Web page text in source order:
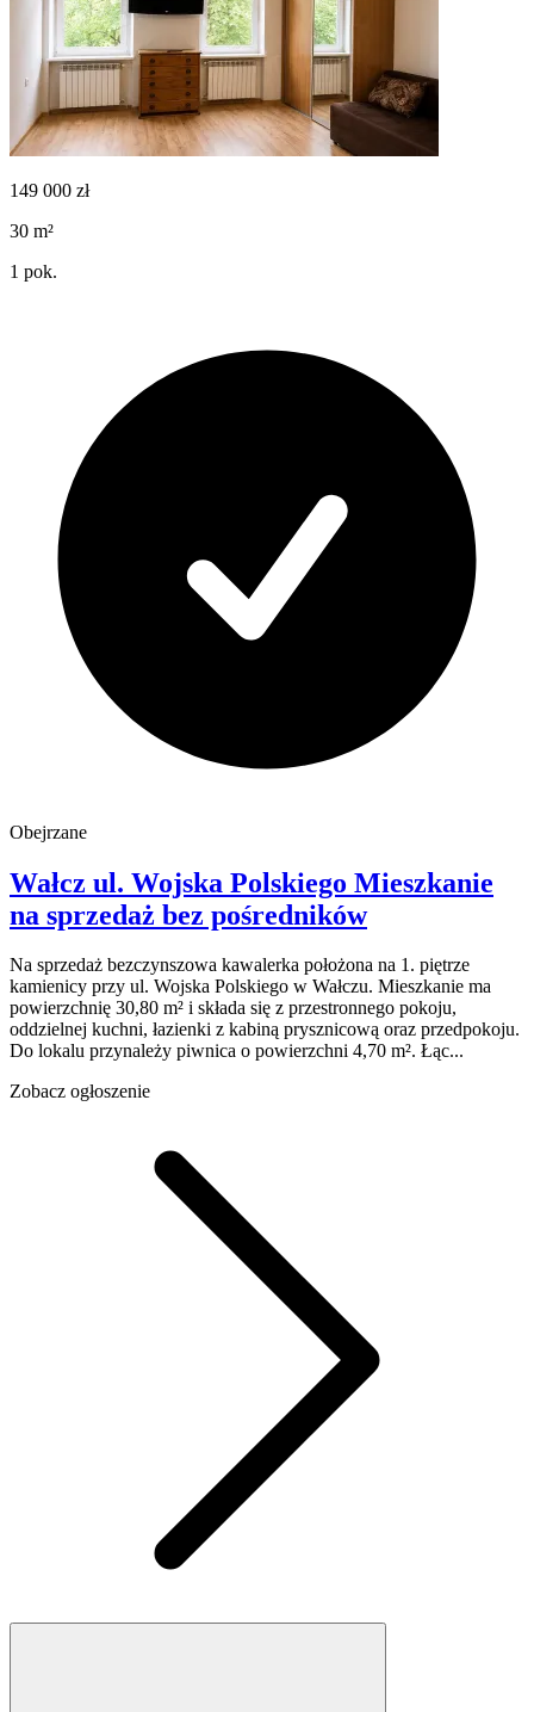
149 000 zł
30 m²
1 pok.
Obejrzane
Wałcz ul. Wojska Polskiego Mieszkanie
na sprzedaż bez pośredników
Na sprzedaż bezczynszowa kawalerka położona na 1. piętrze
kamienicy przy ul. Wojska Polskiego w Wałczu. Mieszkanie ma
powierzchnię 30,80 m² i składa się z przestronnego pokoju,
oddzielnej kuchni, łazienki z kabiną prysznicową oraz przedpokoju.
Do lokalu przynależy piwnica o powierzchni 4,70 m². Łąc...
Zobacz ogłoszenie